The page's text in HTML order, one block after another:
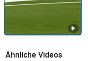
Ähnliche Videos